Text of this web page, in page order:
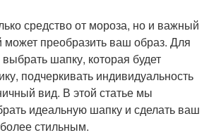
средство от мороза, но и важный
может преобразить ваш образ. Для
шапку, которая будет
подчеркивать индивидуальность
вид. В этой статье мы
идеальную шапку и сделать ваш
стильным.